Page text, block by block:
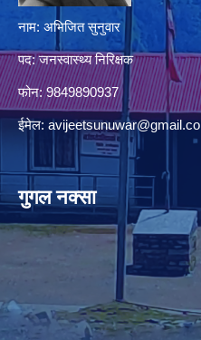
नाम: अभिजित सुनुवार
पद: जनस्वास्थ्य निरिक्षक
फोन: 9849890937
ईमेल:
गुगल नक्सा